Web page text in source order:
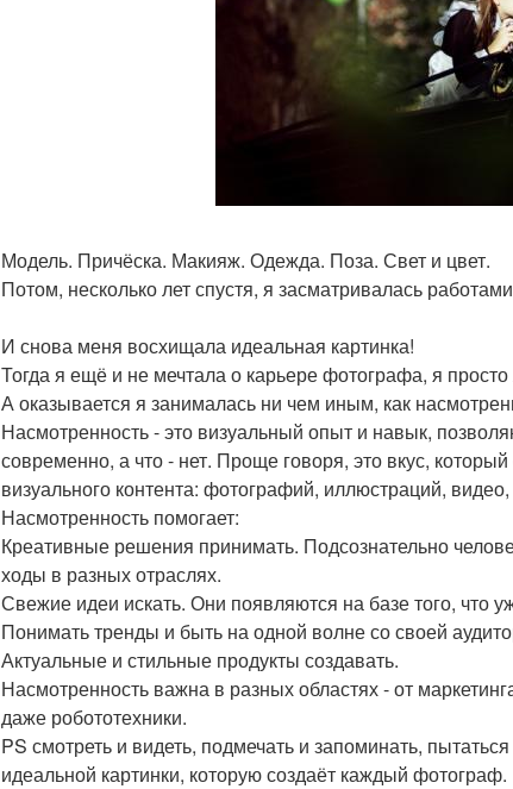
Модель. Причёска. Макияж. Одежда. Поза. Свет и цвет.
Потом, несколько лет спустя, я засматривалась
И снова меня восхищала идеальная картинка!
Тогда я ещё и не мечтала о карьере фотографа, я
А оказывается я занималась ни чем иным, как
Насмотренность - это визуальный опыт и навык,
современно, а что - нет. Проще говоря, это вкус,
визуального контента: фотографий, иллюстраций,
Насмотренность помогает:
Креативные решения принимать. Подсознательно
ходы в разных отраслях.
Свежие идеи искать. Они появляются на базе того, что
Понимать тренды и быть на одной волне со своей
Актуальные и стильные продукты создавать.
Насмотренность важна в разных областях - от
даже робототехники.
PS смотреть и видеть, подмечать и запоминать,
идеальной картинки, которую создаёт каждый фотограф.